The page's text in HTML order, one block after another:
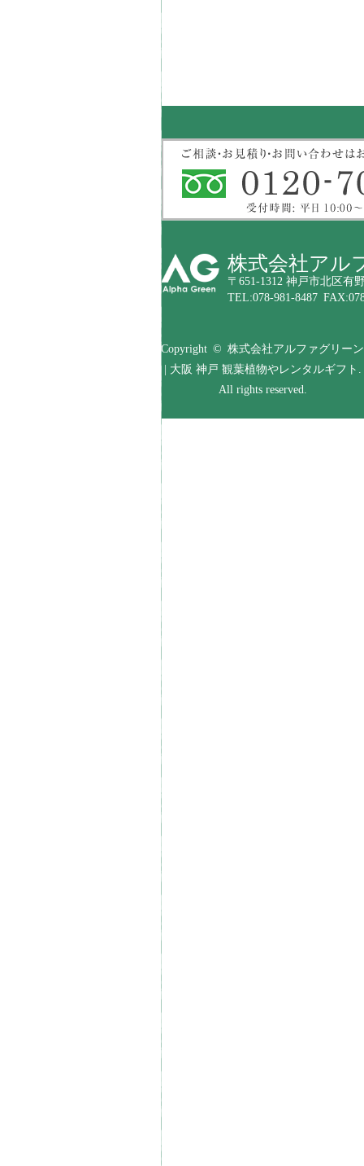
株式会社アル
〒651-1312 神戸市北区有
TEL:078-981-8487
Copyright © 株式会社アルファグリーン
| 大阪 神戸 観葉植物やレンタルギフト.
All rights reserved.